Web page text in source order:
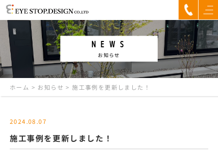
NEWS
お知らせ
ホーム > お知らせ >施工事例を更新しました！
2024.08.07
施工事例を更新しました！